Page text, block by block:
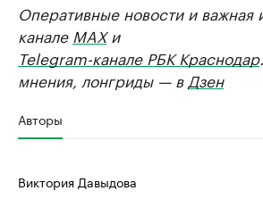
Оперативные новости и
канале MAXи
Telegram-канале РБК Краснодар
мнения, лонгриды — в Дзен
Авторы
Виктория Давыдова